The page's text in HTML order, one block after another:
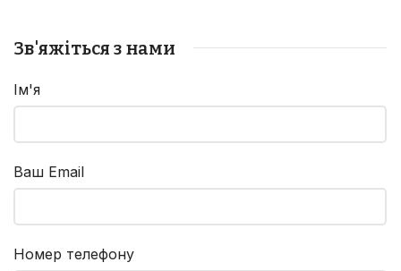
Зв'яжіться з нами
Ім'я
Ваш Email
Номер телефону